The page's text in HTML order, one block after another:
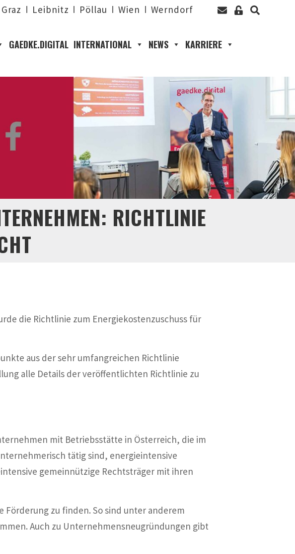
Graz Leibnitz Pöllau Wien Werndorf
GAEDKE.DIGITAL INTERNATIONAL NEWS KARRIERE
RICHTLINIE
die Richtlinie zum Energiekostenzuschuss für
aus der sehr umfangreichen Richtlinie
alle Details der veröffentlichten Richtlinie zu
mit Betriebsstätte in Österreich, die im
tätig sind, energieintensive
gemeinnützige Rechtsträger mit ihren
Förderung zu finden. So sind unter anderem
Auch zu Unternehmensneugründungen gibt